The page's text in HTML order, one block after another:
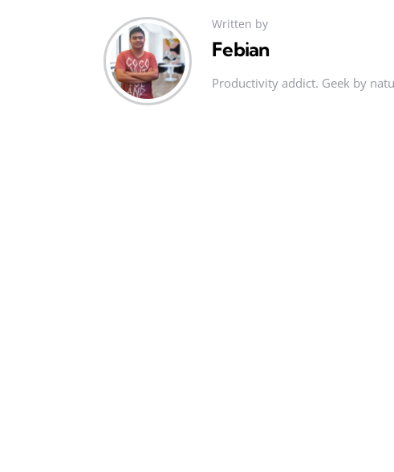
Written by
Febian
Productivity addict. Geek by